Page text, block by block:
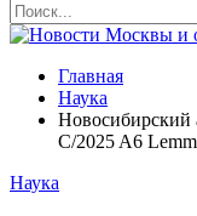
Главная
Наука
Новосибирский
C/2025 A6
Наука